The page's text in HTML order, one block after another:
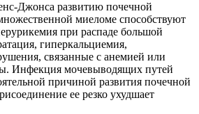
Джонса развитию почечной
миеломе способствуют
при распаде большой
гиперкальциемия,
связанные с анемией или
Инфекция мочевыводящих путей
причиной развития почечной
ее резко ухудшает